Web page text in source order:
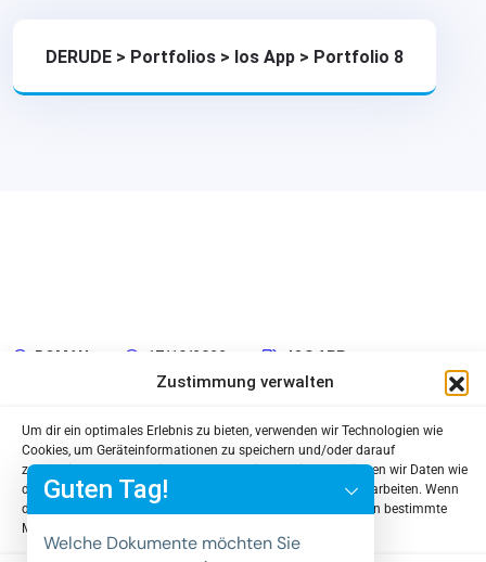
Zustimmung verwalten
Um dir ein optimales Erlebnis zu bieten, verwenden wir Technologien wie
Cookies, um Geräteinformationen zu speichern und/oder darauf
zuzugreifen. Wenn du diesen Technologien zustimmst, können wir Daten wie
das Surfverhalten oder eindeutige IDs auf dieser Website verarbeiten. Wenn
du deine Zustimmung nicht erteilst oder zurückziehst, können bestimmte
Merkmale und Funktionen beeinträchtigt werden.
DERUDE > Portfolios > Ios App > Portfolio 8
ROMAN 17/10/2022 IOS APP
a
y
Guten Tag!
Welche Dokumente möchten Sie